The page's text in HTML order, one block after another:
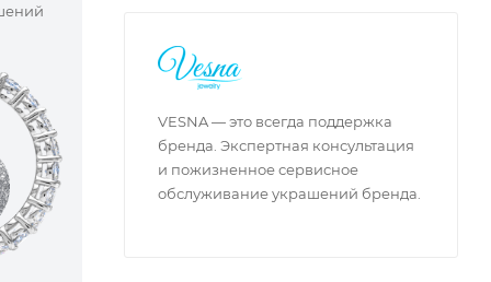
VESNA — это всегда поддержка
бренда. Экспертная консультация
и пожизненное сервисное
обслуживание украшений бренда.